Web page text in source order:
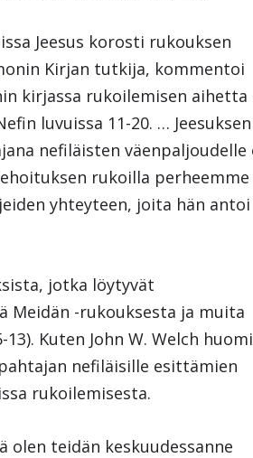
Jeesus korosti rukouksen
Kirjan tutkija, kommentoi
kirjassa rukoilemisen aihetta
luvuissa 11-20. … Jeesuksen
nefiläisten väenpaljoudelle
rukoilla perheemme
yhteyteen, joita hän antoi
jotka löytyvät
Meidän -rukouksesta ja muita
Kuten John W. Welch
nefiläisille esittämien
rukoilemisesta.
olen teidän keskuudessanne